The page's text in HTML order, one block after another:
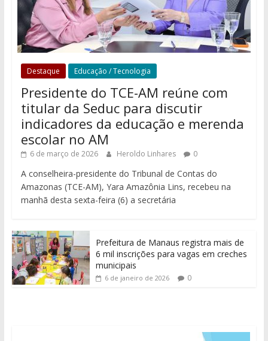
Destaque Educação / Tecnologia
Presidente do TCE-AM reúne com
titular da Seduc para discutir
indicadores da educação e merenda
escolar no AM
6 de março de 2026 Heroldo Linhares 0
A conselheira-presidente do Tribunal de Contas do
Amazonas (TCE-AM), Yara Amazônia Lins, recebeu na
manhã desta sexta-feira (6) a secretária
Prefeitura de Manaus registra mais de
6 mil inscrições para vagas em creches
municipais
6 de janeiro de 2026 0